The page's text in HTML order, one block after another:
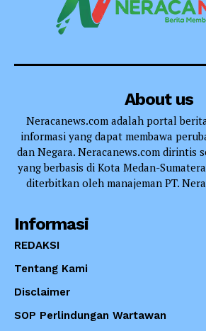
About us
Neracanews.com adalah portal
informasi yang dapat membawa
dan Negara. Neracanews.com dirintis
yang berbasis di Kota Medan-
diterbitkan oleh manajeman PT.
Informasi
REDAKSI
Tentang Kami
Disclaimer
SOP Perlindungan Wartawan